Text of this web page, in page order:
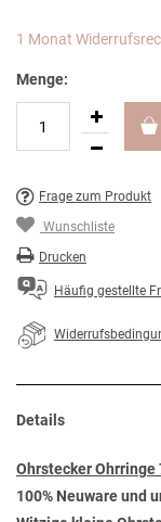
1 Monat
Menge:
Frage zum Produkt
Wunschliste
Drucken
Häufig gestellte
Details
Ohrstecker
100% Neuware und